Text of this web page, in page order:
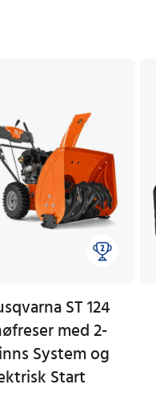
ST 124
med 2-
System og
Start